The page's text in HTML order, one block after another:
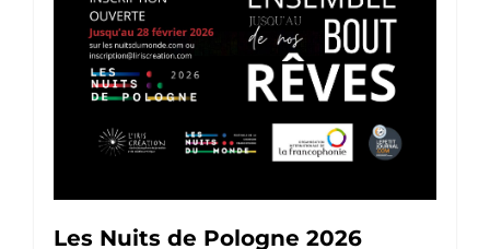
Les Nuits de Pologne 2026